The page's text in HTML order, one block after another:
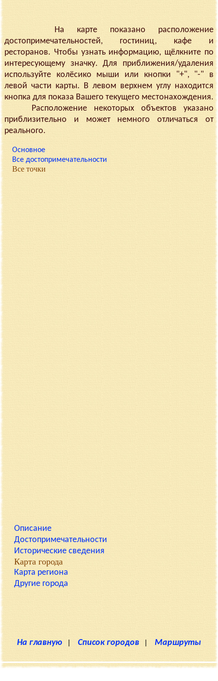
На карте показано расположение
достопримечательностей, гостиниц, кафе и
ресторанов. Чтобы узнать информацию, щёлкните по
интересующему значку. Для приближения/удаления
используйте колёсико мыши или кнопки "+", "-" в
левой части карты. В левом верхнем углу находится
кнопка для показа Вашего текущего местонахождения.
Расположение некоторых объектов указано
приблизительно и может немного отличаться от
реального.
Основное
Все достопримечательности
Все точки
Описание
Достопримечательности
Исторические сведения
Карта города
Карта региона
Другие города
На главную | Список городов | Маршруты